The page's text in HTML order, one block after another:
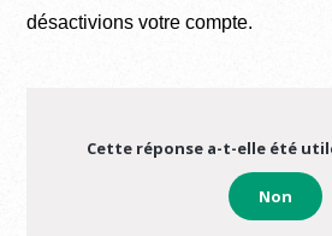
désactivions votre compte.
Cette réponse a-t-elle été
Non